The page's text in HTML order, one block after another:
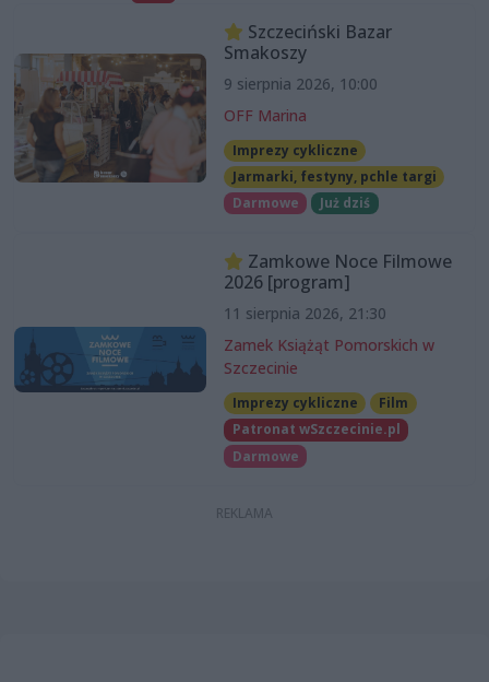
Szczeciński Bazar
Smakoszy
9 sierpnia 2026, 10:00
OFF Marina
Imprezy cykliczne
Jarmarki, festyny, pchle targi
Darmowe
Już dziś
Zamkowe Noce Filmowe
2026 [program]
11 sierpnia 2026, 21:30
Zamek Książąt Pomorskich w
Szczecinie
Imprezy cykliczne
Film
Patronat wSzczecinie.pl
Darmowe